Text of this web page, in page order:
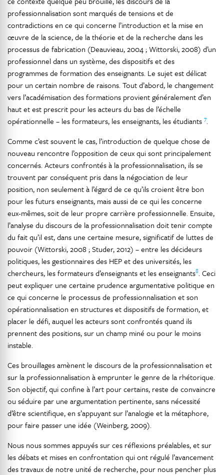
professionnalisation sont marqués de tensions et de
contradictions en ce qui concerne l’introduction et la mise en
œuvre de la science, de la théorie et de la recherche dans les
processus de fabrication (Deauvieau, 2004 ; Wittorski, 2008) d’un
professionnel dans un système, des dispositifs et des
programmes de formation des enseignants. Le sujet est délicat
pour un certain nombre de raisons. Tout d’abord, le changement
vers l’académisation des formations provient généralement d’en
haut et est prescrit pour les acteurs du bas de l’échelle
opérationnelle – les formateurs, les enseignants, les étudiants 7.
Comme c’est souvent le cas, l’introduction de quelque chose de
nouveau rencontre l’opposition de ceux qui sont principalement
concernés. Acteurs confrontés à la professionnalisation, ils se
trouvent par conséquent pris dans la négociation de leur
position, non seulement à l’égard de ce qu’ils croient être bon
pour les futurs enseignants, mais aussi de ce qui les concerne
eux-mêmes, soit de leur propre carrière professionnelle. Ensuite,
l’analyse du discours de la professionnalisation doit tenir compte
du fait qu’il est, dans une certaine mesure, significatif de luttes de
pouvoir (Wittorski, 2008 ; Studer, 2012) – entre les décideurs
politiques, les gestionnaires des HEP et des universités, les
chercheurs, les formateurs d’enseignants et les enseignants8. Ceci
peut expliquer une certaine prudence argumentative politique en
ce qui concerne le processus de professionnalisation et son
opérationnalisation en structures et dispositifs de formation, et
placer le défi, auquel les acteurs sont confrontés quand ils
prennent des positions, sur un champ miné ou pour le moins
instable.
Ces brouillages amènent le discours de la professionnalisation et
sur la professionnalisation à emprunter le genre de la rhétorique.
Son objectif, qui confine à l’art pour certains, reste de convaincre
ou séduire par une argumentation pertinente, sans nécessité
d’être scientifique, en s’appuyant sur l’analogie et la métaphore,
pour faire passer une idée (Weinberg, 2009).
Nous nous sommes appuyés sur ces réflexions préalables, et sur
les débats et mises en confrontation qui ont régulé l’avancement
des travaux de notre unité de recherche, pour nous pencher plus